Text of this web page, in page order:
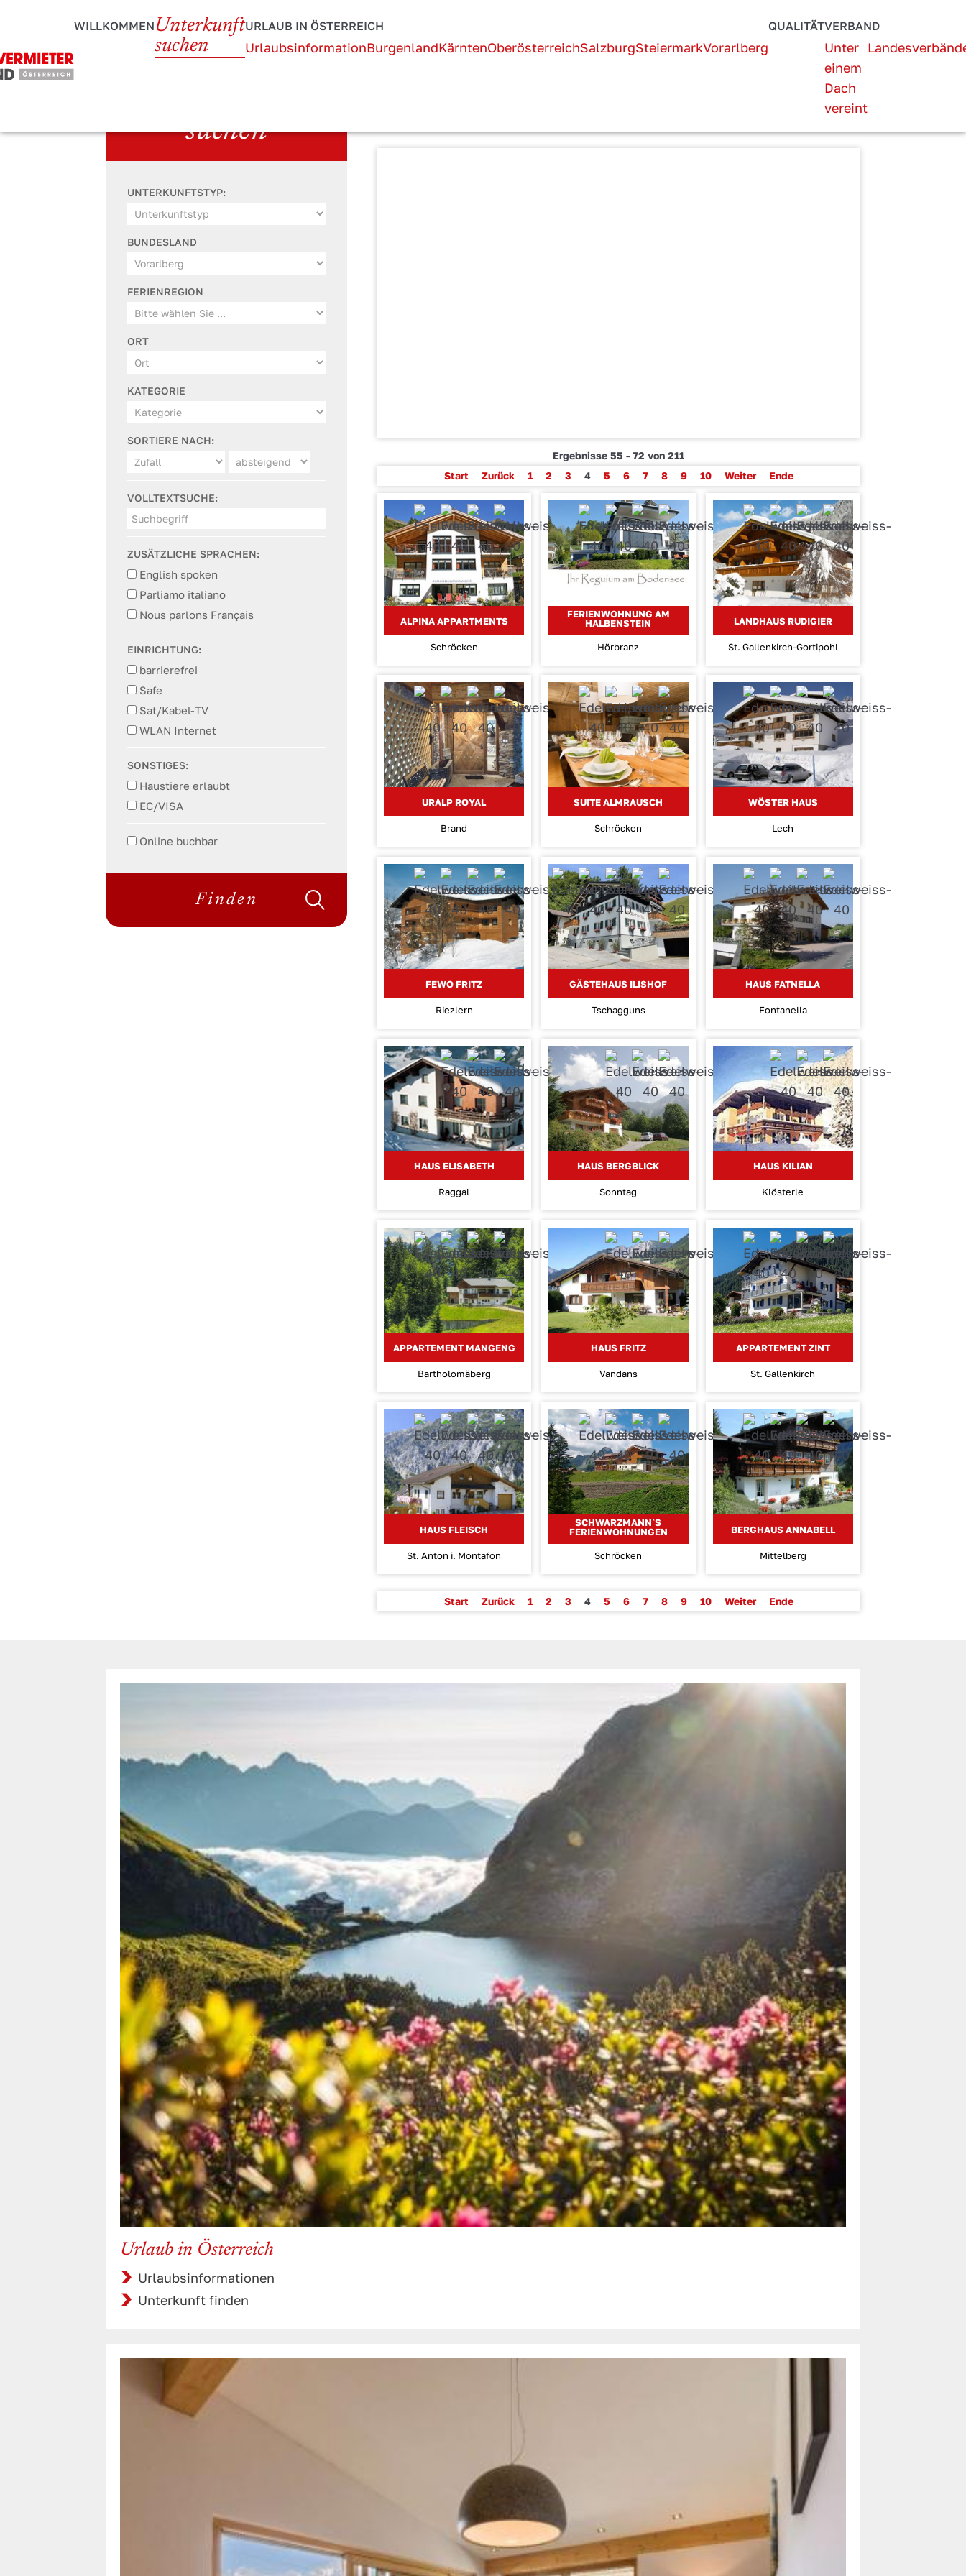
WILLKOMMEN Unterkunft
suchen
URLAUB IN ÖSTERREICH
UrlaubsinformationBurgenlandKärntenOberösterreichSalzburgSteiermarkVorarlberg
QUALITÄTVERBAND
Unter
einem
Dach
vereint
Österreich!
suchen
UNTERKUNFTSTYP:
BUNDESLAND
FERIENREGION
ORT
KATEGORIE
SORTIERE NACH:
VOLLTEXTSUCHE:
ZUSÄTZLICHE SPRACHEN:
English spoken
Parliamo italiano
Nous parlons Français
EINRICHTUNG:
barrierefrei
Safe
Sat/Kabel-TV
WLAN Internet
SONSTIGES:
Haustiere erlaubt
EC/VISA
Online buchbar
Ergebnisse 55 - 72 von 211
Start
Zurück 1 2 3 4 5 6 7 8 9 10 Weiter Ende
ALPINA APPARTMENTS
Schröcken
FERIENWOHNUNG AM
HALBENSTEIN
Hörbranz
LANDHAUS RUDIGIER
St. Gallenkirch-Gortipohl
URALP ROYAL
Brand
SUITE ALMRAUSCH
Schröcken
WÖSTER HAUS
Lech
FEWO FRITZ
Riezlern
GÄSTEHAUS ILISHOF
Tschagguns
HAUS FATNELLA
Fontanella
HAUS ELISABETH
Raggal
HAUS BERGBLICK
Sonntag
HAUS KILIAN
Klösterle
APPARTEMENT MANGENG
Bartholomäberg
HAUS FRITZ
Vandans
APPARTEMENT ZINT
St. Gallenkirch
HAUS FLEISCH
St. Anton i. Montafon
SCHWARZMANN`S
FERIENWOHNUNGEN
Schröcken
BERGHAUS ANNABELL
Mittelberg
Start Zurück 1 2 3 4 5 6 7 8 9 10 Weiter Ende
Urlaub in Österreich
Urlaubsinformationen
Unterkunft finden